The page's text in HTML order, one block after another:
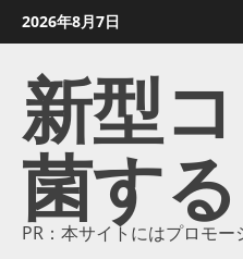
ン
2026年8月7日
新型
菌する
PR：本サイトにはプロモ